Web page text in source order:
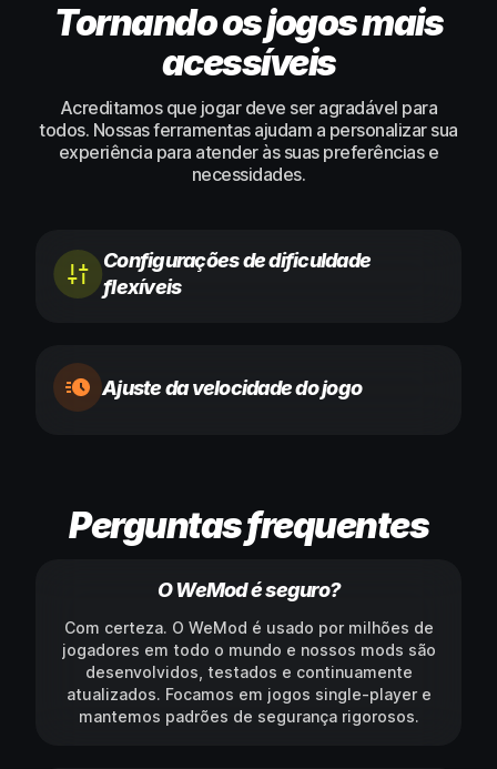
Tornando os jogos mais
acessíveis
Acreditamos que jogar deve ser agradável para
todos. Nossas ferramentas ajudam a personalizar sua
experiência para atender às suas preferências e
necessidades.
Configurações de dificuldade
flexíveis
Ajuste da velocidade do jogo
Perguntas frequentes
O WeMod é seguro?
Com certeza. O WeMod é usado por milhões de
jogadores em todo o mundo e nossos mods são
desenvolvidos, testados e continuamente
atualizados. Focamos em jogos single-player e
mantemos padrões de segurança rigorosos.